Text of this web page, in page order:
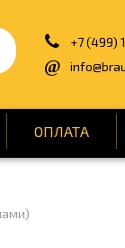
+7 (499)
ОПЛАТА